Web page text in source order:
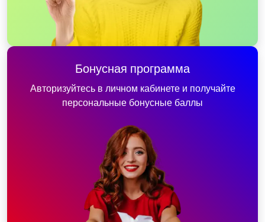
Бонусная программа
Авторизуйтесь в личном кабинете и получайте
персональные бонусные баллы